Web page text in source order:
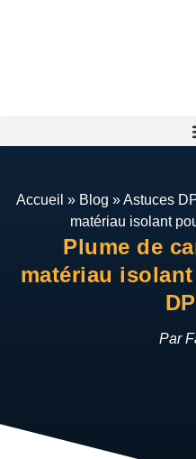
Accueil » Blog »Astuces
matériau isolant
Plume de
matériau
Par